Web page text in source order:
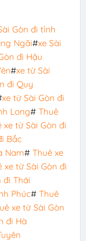
Gòn đi tỉnh
Ngãi#xe Sài
đi Hậu
#xe từ Sài
đi Quy
xe từ Sài Gòn đi
Long# Thuê
xe từ Sài Gòn đi
Bắc
Nam# Thuê xe
xe từ Sài Gòn đi
đi Thái
Phúc# Thuê
xe từ Sài Gòn
đi Hà